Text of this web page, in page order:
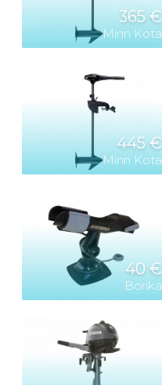
365 €
Minn Kota
445 €
Minn Kota
40 €
Borika